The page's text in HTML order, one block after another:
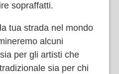
sopraffatti.
tua strada nel mondo
alcuni
per gli artisti che
sia per chi